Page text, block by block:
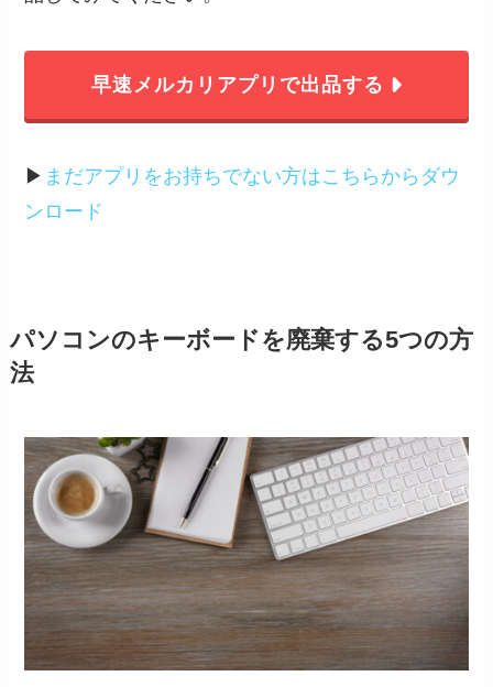
早速メルカリアプリで出品する
▶︎ まだアプリをお持ちでない方はこちらからダウ
ンロード
パソコンのキーボードを廃棄する5つの方
法